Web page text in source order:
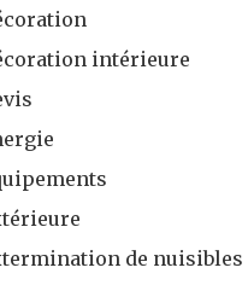
intérieure
de nuisibles